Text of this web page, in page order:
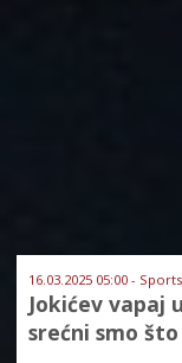
16.03.2025 05:00 -
Jokićev vapaj
srećni smo